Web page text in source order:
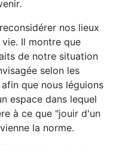
nos lieux
Il montre que
de notre situation
selon les
que nous léguions
espace dans lequel
à ce que "jouir d'un
la norme.